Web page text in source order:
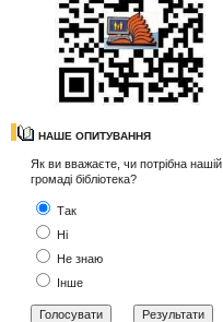
НАШЕ ОПИТУВАННЯ
Як ви вважаєте, чи потрібна нашій
громаді бібліотека?
Так
Ні
Не знаю
Інше